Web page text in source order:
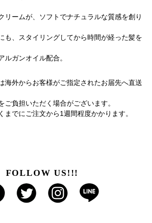
リームが、ソフトでナチュラルな質感を創り
も、スタイリングしてから時間が経った髪を
ルガンオイル配合。
海外からお客様がご指定されたお届先へ直送
ご負担いただく場合がございます。
までにご注文から1週間程度かかります。
FOLLOW US!!!